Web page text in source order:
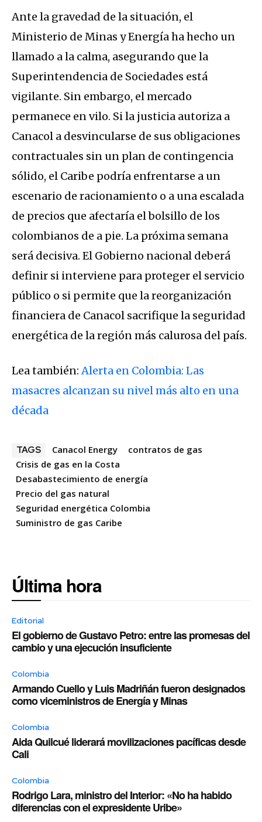
Ante la gravedad de la situación, el
Ministerio de Minas y Energía ha hecho un
llamado a la calma, asegurando que la
Superintendencia de Sociedades está
vigilante. Sin embargo, el mercado
permanece en vilo. Si la justicia autoriza a
Canacol a desvincularse de sus obligaciones
contractuales sin un plan de contingencia
sólido, el Caribe podría enfrentarse a un
escenario de racionamiento o a una escalada
de precios que afectaría el bolsillo de los
colombianos de a pie. La próxima semana
será decisiva. El Gobierno nacional deberá
definir si interviene para proteger el servicio
público o si permite que la reorganización
financiera de Canacol sacrifique la seguridad
energética de la región más calurosa del país.
Lea también:Alerta en Colombia: Las
masacres alcanzan su nivel más alto en una
década
TAGS Canacol Energy
contratos de gas
Crisis de gas en la Costa
Desabastecimiento de energía
Precio del gas natural
Seguridad energética Colombia
Suministro de gas Caribe
Última hora
Editorial
El gobierno de Gustavo Petro: entre las promesas del
cambio y una ejecución insuficiente
Colombia
Armando Cuello y Luis Madriñán fueron designados
como viceministros de Energía y Minas
Colombia
Aida Quilcué liderará movilizaciones pacíficas desde
Cali
Colombia
Rodrigo Lara, ministro del Interior: «No ha habido
diferencias con el expresidente Uribe»